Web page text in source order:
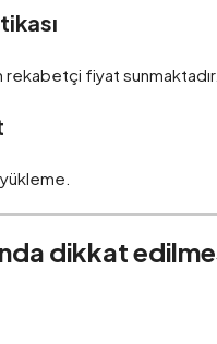
fiyat sunmaktadır.
dikkat